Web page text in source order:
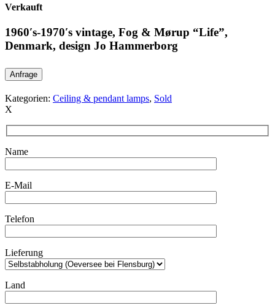
Verkauft
1960′s-1970′s vintage, Fog & Mørup “Life”,
Denmark, design Jo Hammerborg
Anfrage
Kategorien: Ceiling & pendant lamps, Sold
X
Name
E-Mail
Telefon
Lieferung
Land